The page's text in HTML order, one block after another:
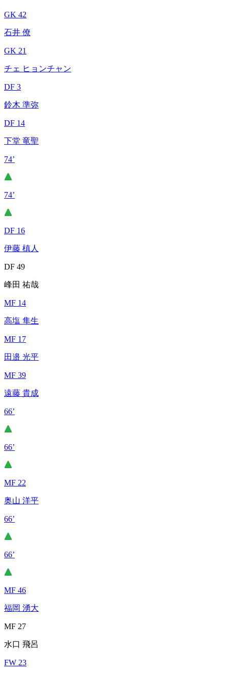
GK 42
石井 僚
GK 21
チェ ヒョンチャン
DF 3
鈴木 準弥
DF 14
下堂 竜聖
74’
74’
DF 16
伊藤 槙人
DF 49
峰田 祐哉
MF 14
高塩 隼生
MF 17
田邉 光平
MF 39
遠藤 貴成
66’
66’
MF 22
奥山 洋平
66’
66’
MF 46
福岡 湧大
MF 27
水口 飛呂
FW 23